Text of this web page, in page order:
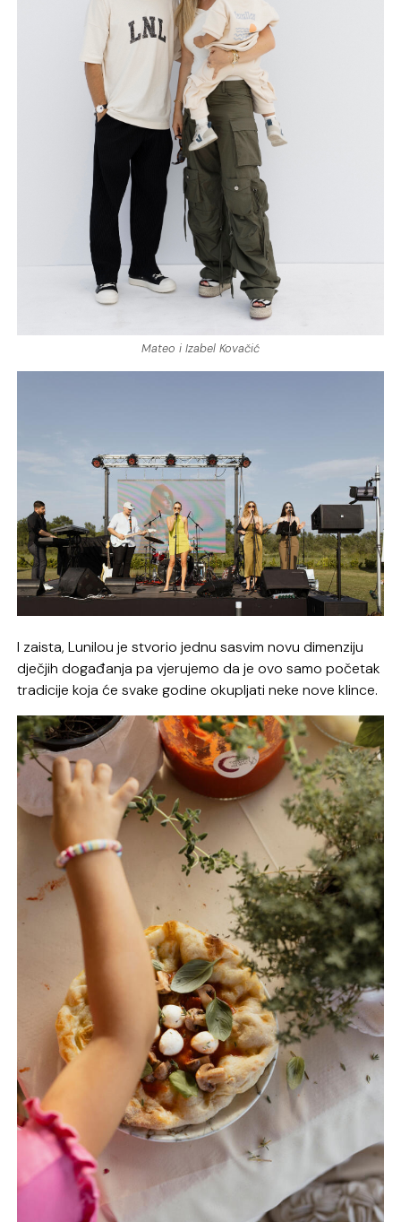
Mateo i Izabel Kovačić
I zaista, Lunilou je stvorio jednu sasvim novu dimenziju
dječjih događanja pa vjerujemo da je ovo samo početak
tradicije koja će svake godine okupljati neke nove klince.